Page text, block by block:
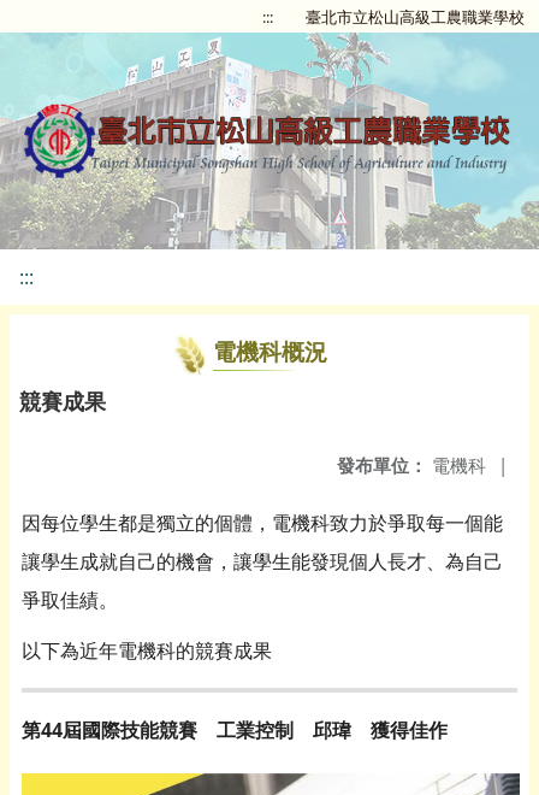
::: 臺北市立松山高級工農職業學校
:::
電機科概況
競賽成果
發布單位： 電機科 |
因每位學生都是獨立的個體，電機科致力於爭取每一個能
讓學生成就自己的機會，讓學生能發現個人長才、為自己
爭取佳績。
以下為近年電機科的競賽成果
第44屆國際技能競賽 工業控制 邱瑋 獲得佳作